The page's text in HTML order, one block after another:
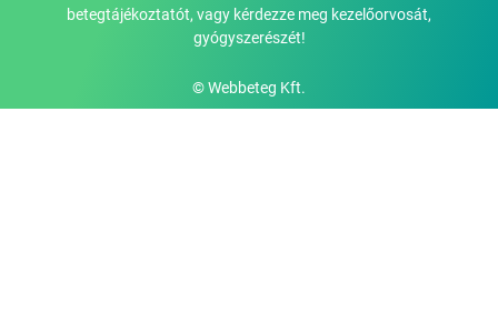
betegtájékoztatót, vagy kérdezze meg kezelőorvosát,
gyógyszerészét!
© Webbeteg Kft.